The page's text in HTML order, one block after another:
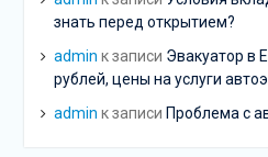
знать перед открытием?
admin к записи Эвакуатор в
рублей, цены на услуги
admin к записи Проблема с